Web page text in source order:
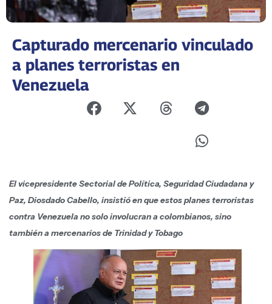
Capturado mercenario vinculado
a planes terroristas en
Venezuela
El vicepresidente Sectorial de Política, Seguridad Ciudadana y
Paz, Diosdado Cabello, insistió en que estos planes terroristas
contra Venezuela no solo involucran a colombianos, sino
también a mercenarios de Trinidad y Tobago